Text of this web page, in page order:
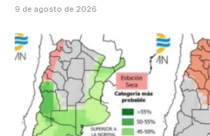
9 de agosto de 2026